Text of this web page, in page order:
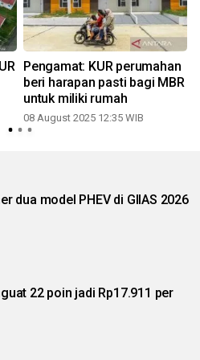
Pengamat: KUR perumahan
beri harapan pasti bagi MBR
untuk miliki rumah
08 August 2025 12:35 WIB
dua model PHEV di GIIAS 2026
22 poin jadi Rp17.911 per